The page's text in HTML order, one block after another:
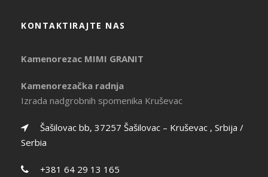
KONTAKTIRAJTE NAS
Kamenorezac MIMI GRANIT
Kamenorezačka radnja
Izrada nadgrobnih spomenika Kruševac
Šašilovac bb, 37257 Šašilovac – Kruševac , Srbija /
Serbia
+381 64 29 13 165